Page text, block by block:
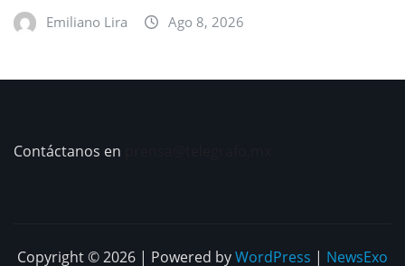
Emiliano Lira Ago 8, 2026
Contáctanos en
Copyright © 2026 | Powered byWordPress | NewsExo